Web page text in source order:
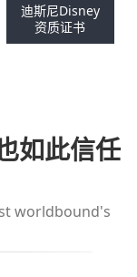
迪斯尼Disney
资质证书
如此信任
worldbound's